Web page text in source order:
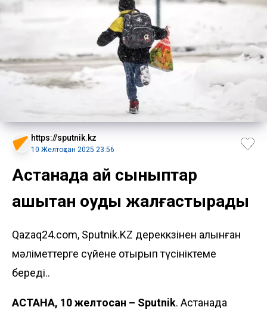
https://sputnik.kz
10 Желтоқсан 2025 23:56
Астанада қай сыныптар
қашықтан оқуды жалғастырады
Qazaq24.com, Sputnik.KZ дереккөзінен алынған
мәліметтерге сүйене отырып түсініктеме
береді..
АСТАНА, 10 желтоқсан – Sputnik. Астанада